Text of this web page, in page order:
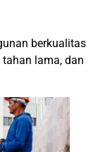
berkualitas
lama, dan